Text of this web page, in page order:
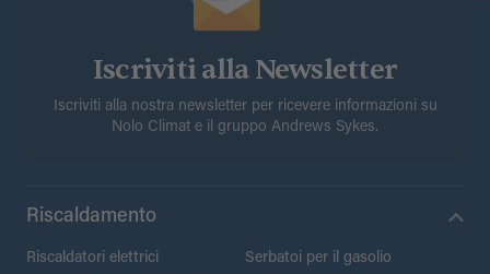
Iscriviti alla Newsletter
Iscriviti alla nostra newsletter per ricevere informazioni su
Nolo Climat e il gruppo Andrews Sykes.
Riscaldamento
Riscaldatori elettrici
Serbatoi per il gasolio